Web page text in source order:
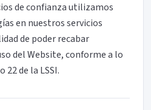
de confianza utilizamos
en nuestros servicios
de poder recabar
del Website, conforme a lo
de la LSSI.